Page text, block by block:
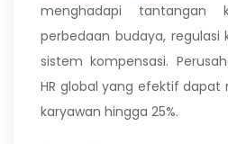
menghadapi tantangan
perbedaan budaya, regulasi
sistem kompensasi.
HR global yang efektif dapat
karyawan hingga 25%.